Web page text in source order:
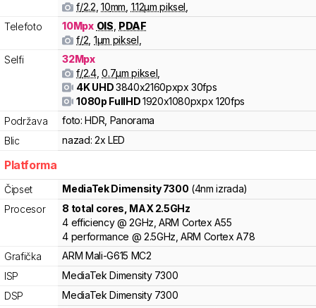
f/2.2 10mm 1.12µm piksel
Telefoto
10Mpx OIS PDAF
f/2 1µm piksel
Selfi
32Mpx
f/2.4, 0.7µm piksel
4K UHD3840x2160pxpx30fps
1080p FullHD1920x1080pxpx120fps
Podržava
foto: HDR, Panorama
Blic
nazad: 2x LED
Platforma
Čipset MediaTekDimensity 7300 (4nm izrada)
Procesor
8 total cores , MAX 2.5GHz
4 efficiency @ 2GHz,ARM Cortex A55
4 performance @ 2.5GHz,ARM Cortex A78
Grafička
ARM Mali-G615 MC2
ISP
MediaTek Dimensity 7300
DSP
MediaTek Dimensity 7300